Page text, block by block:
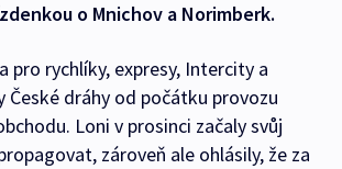
o Mnichov a Norimberk.
pro rychlíky, expresy, Intercity a
České dráhy od počátku provozu
Loni v prosinci začaly svůj
zároveň ale ohlásily, že za